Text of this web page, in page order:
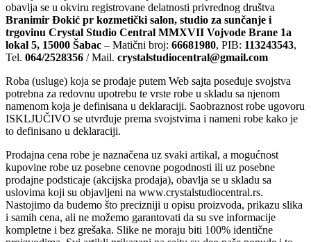
obavlja se u okviru registrovane delatnosti privrednog društva
Branimir Đokić pr kozmetički salon, studio za sunčanje i
trgovinu Crystal Studio Central MMXVII Vojvode Brane 1a
lokal 5, 15000 Šabac – Matični broj: 66681980, PIB: 113243543,
Tel. 064/2528356 / Mail. crystalstudiocentral@gmail.com
Roba (usluge) koja se prodaje putem Web sajta poseduje svojstva
potrebna za redovnu upotrebu te vrste robe u skladu sa njenom
namenom koja je definisana u deklaraciji. Saobraznost robe ugovoru
ISKLJUČIVO se utvrđuje prema svojstvima i nameni robe kako je
to definisano u deklaraciji.
Prodajna cena robe je naznačena uz svaki artikal, a mogućnost
kupovine robe uz posebne cenovne pogodnosti ili uz posebne
prodajne podsticaje (akcijska prodaja), obavlja se u skladu sa
uslovima koji su objavljeni na www.crystalstudiocentral.rs.
Nastojimo da budemo što precizniji u opisu proizvoda, prikazu slika
i samih cena, ali ne možemo garantovati da su sve informacije
kompletne i bez grešaka. Slike ne moraju biti 100% identične